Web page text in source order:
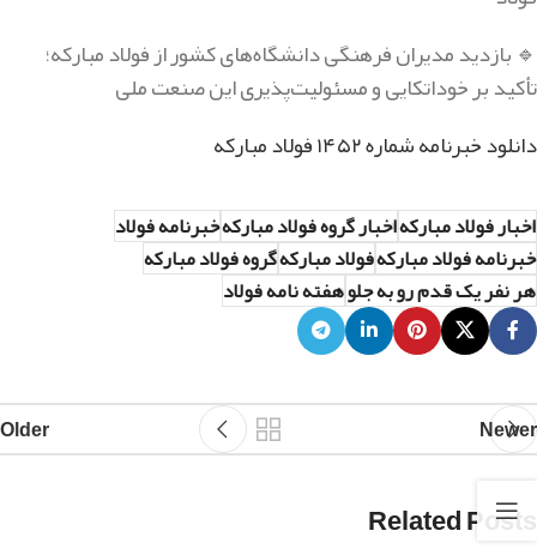
🔹 بازدید مدیران فرهنگی دانشگاه‌های کشور از فولاد مبارکه؛
تأکید بر خوداتکایی و مسئولیت‌پذیری این صنعت ملی
دانلود خبرنامه شماره ۱۴۵۲ فولاد مبارکه
اخبار فولاد مبارکهاخبار گروه فولاد مبارکهخبرنامه فولاد
خبرنامه فولاد مبارکهفولاد مبارکهگروه فولاد مبارکه
هر نفر یک قدم رو به جلوهفته نامه فولاد
Newer
Older
Related Posts